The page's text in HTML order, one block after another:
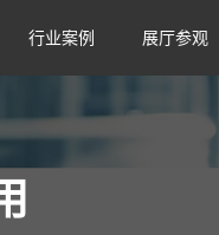
行业案例 展厅参观